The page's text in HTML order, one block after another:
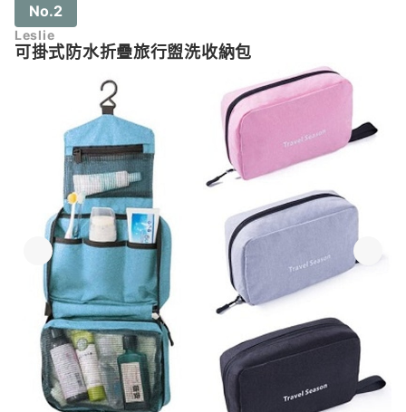
No.2
Leslie
可掛式防水折疊旅行盥洗收納包